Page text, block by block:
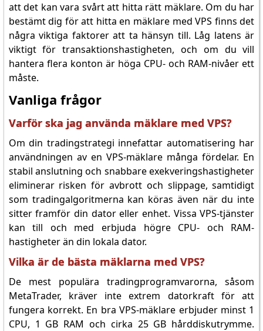
att det kan vara svårt att hitta rätt mäklare. Om du har
bestämt dig för att hitta en mäklare med VPS finns det
några viktiga faktorer att ta hänsyn till. Låg latens är
viktigt för transaktionshastigheten, och om du vill
hantera flera konton är höga CPU- och RAM-nivåer ett
måste.
Vanliga frågor
Varför ska jag använda mäklare med VPS?
Om din tradingstrategi innefattar automatisering har
användningen av en VPS-mäklare många fördelar. En
stabil anslutning och snabbare exekveringshastigheter
eliminerar risken för avbrott och slippage, samtidigt
som tradingalgoritmerna kan köras även när du inte
sitter framför din dator eller enhet. Vissa VPS-tjänster
kan till och med erbjuda högre CPU- och RAM-
hastigheter än din lokala dator.
Vilka är de bästa mäklarna med VPS?
De mest populära tradingprogramvarorna, såsom
MetaTrader, kräver inte extrem datorkraft för att
fungera korrekt. En bra VPS-mäklare erbjuder minst 1
CPU, 1 GB RAM och cirka 25 GB hårddiskutrymme.